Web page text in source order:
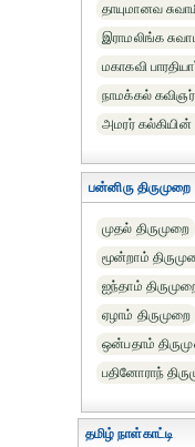
தாயுமானவ
இராமலிங்க
மகாகவி
நாமக்கல்
அமரர்
பன்னிரு திருமுறை
முதல் திருமுறை
மூன்றாம்
ஐந்தாம்
ஏழாம் திருமுறை
ஒன்பதாம்
பதினோராந்
தமிழ் நாள்காட்டி